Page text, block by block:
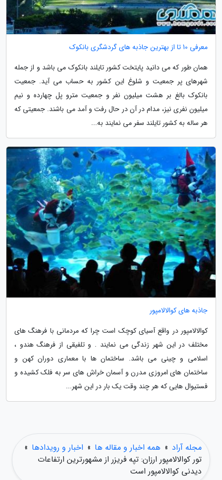
معرفی 10 تا از بهترین جاذبه های گردشگری بانکوک
همان طور که می دانید پایتخت کشور تایلند بانکوک می باشد و از جمله
شهرهای پر جمعیت و شلوغ این کشور به حساب می آید. جمعیت
بانکوک بالغ بر هشت میلیون نفر و جمعیت مترو پل چهارده و نیم
میلیون نفری نیز، مدام در آن در حال رفت و آمد می باشند. جمعیتی که
هر ساله به کشور تایلند سفر می نمایند به...
جاذبه های کوالالامپور
کوالالامپور در واقع آسیای کوچک است چرا که مردمانی با فرهنگ های
مختلف در این شهر زندگی می نمایند . و تلفیقی از فرهنگ هندو ،
اسلامی و چینی می باشد. ساختمان ها با معماری دوران کهن و
ساختمان های امروزی مدرن و آسمان خراش های سر به فلک کشیده و
فستیوال هایی که هر چند وقت یک بار در این شهر...
مجله آراد » همه اخبار و مقاله ها » اخبار و رویدادها »
تور کوالالامپور ارزان: تپه فریزر از مشهورترین ارتفاعات
دیدنی کوالالامپور است